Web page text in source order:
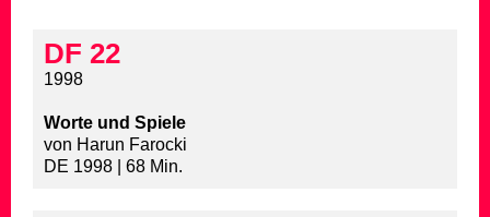
DF 22
1998
Worte und Spiele
von Harun Farocki
DE 1998 | 68 Min.